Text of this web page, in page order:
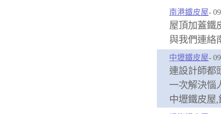
南港鐵皮屋-
屋頂加蓋鐵
與我們連絡
中壢鐵皮屋-
連設計師都
一次解決惱
中壢鐵皮屋